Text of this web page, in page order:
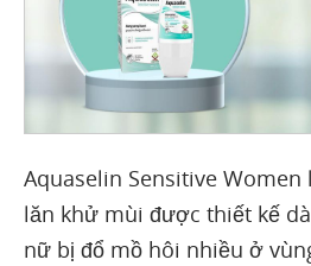
Aquaselin Sensitive
lăn khử mùi được thiết kế
nữ bị đổ mồ hôi nhiều ở